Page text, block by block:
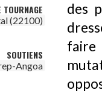
(22100)
SOUTIENS
Angoa
des
faire